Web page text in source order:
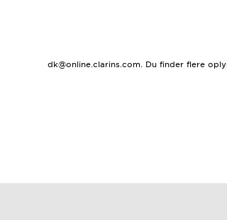
dk@online.clarins.com. Du finder flere